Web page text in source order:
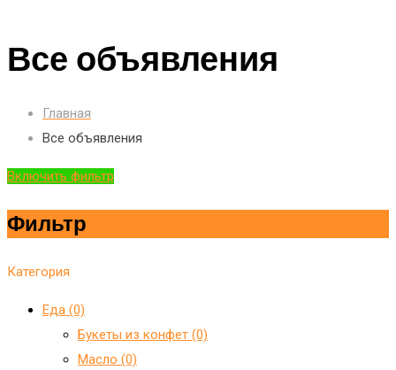
Все объявления
Главная
Все объявления
Включить фильтр
Фильтр
Категория
Еда (0)
Букеты из конфет (0)
Масло (0)